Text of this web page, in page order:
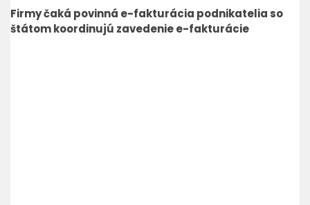
Firmy čaká povinná e-fakturácia podnikatelia so
štátom koordinujú zavedenie e-fakturácie